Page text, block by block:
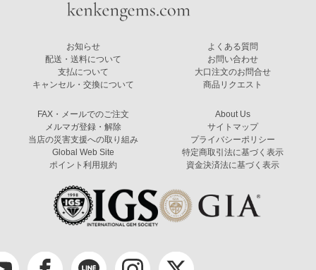
お知らせ
配送・送料について
支払について
キャンセル・交換について
よくある質問
お問い合わせ
大口注文のお問合せ
商品リクエスト
FAX・メールでのご注文
メルマガ登録・解除
当店の災害支援への取り組み
Global Web Site
ポイント利用規約
About Us
サイトマップ
プライバシーポリシー
特定商取引法に基づく表示
資金決済法に基づく表示